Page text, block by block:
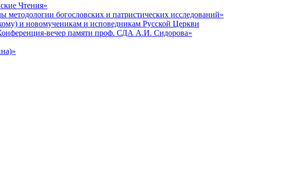
Чтения»
богословских и патристических исследований»
и новомученикам и исповедникам Русской Церкви
вечер памяти проф. СДА А.И. Сидорова»